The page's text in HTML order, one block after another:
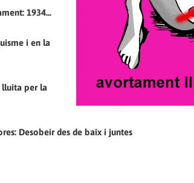
1934...
i en la
lluita per la
Desobeir des de baix i juntes